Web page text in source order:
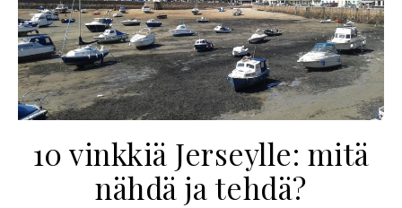
10 vinkkiä Jerseylle: mitä
nähdä ja tehdä?